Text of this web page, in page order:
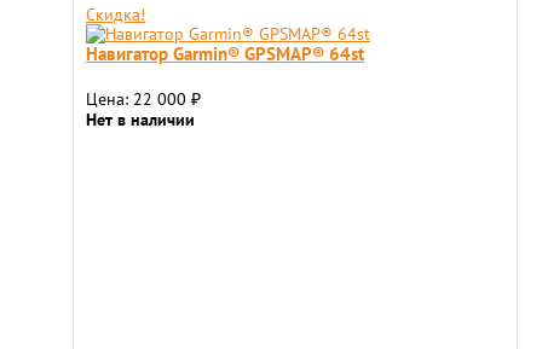
Скидка!
Навигатор Garmin® GPSMAP® 64st
Цена: 22 000 ₽
Нет в наличии